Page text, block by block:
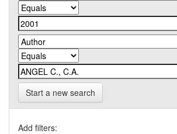
Start a new search
Add filters: